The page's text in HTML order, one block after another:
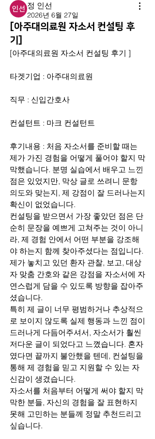
정 인선
2026년 6월 27일
[아주대의료원 자소서 컨설팅 후
기]
[아주대의료원 자소서 컨설팅 후기 ]
타겟기업 : 아주대의료원
직무 : 신입간호사
컨설턴트 : 마크 컨설턴트
후기내용 : 처음 자소서를 준비할 때는
제가 가진 경험을 어떻게 풀어야 할지 막
막했습니다. 분명 실습에서 배우고 느낀
점은 있었지만, 막상 글로 쓰려니 문항
의도와 맞는지, 제 강점이 잘 드러나는지
확신이 없었습니다.
컨설팅을 받으면서 가장 좋았던 점은 단
순히 문장을 예쁘게 고쳐주는 것이 아니
라, 제 경험 안에서 어떤 부분을 강조해
야 하는지 함께 찾아주셨다는 점입니다.
제가 놓치고 있던 환자 관찰, 보고, 대상
자 맞춤 간호와 같은 강점을 자소서에 자
연스럽게 담을 수 있도록 방향을 잡아주
셨습니다.
특히 제 글이 너무 평범하거나 추상적으
로 보이지 않도록 실제 행동과 느낀 점이
드러나게 다듬어주셔서, 자소서가 훨씬
저다운 글이 되었다고 느꼈습니다. 혼자
였다면 끝까지 불안했을 텐데, 컨설팅을
통해 제 경험을 믿고 지원할 수 있는 자
신감이 생겼습니다.
자소서를 처음부터 어떻게 써야 할지 막
막한 분들, 자신의 경험을 잘 표현하지
못해 고민하는 분들께 정말 추천드리고
싶습니다.